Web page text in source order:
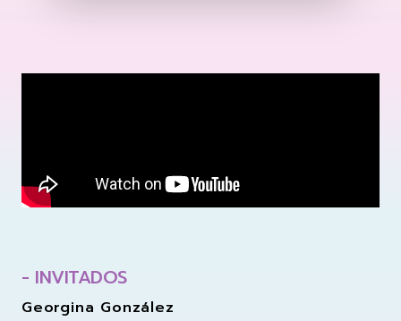
- INVITADOS
Georgina González